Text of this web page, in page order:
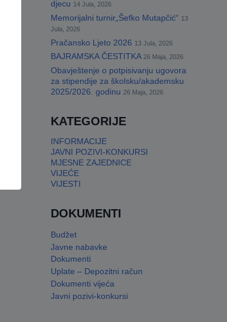
djecu 14 Jula, 2026
Memorijalni turnir„Šefko Mutapčić“ 13
Jula, 2026
Pračansko Ljeto 2026 13 Jula, 2026
BAJRAMSKA ČESTITKA 26 Maja, 2026
Obavještenje o potpisivanju ugovora
za stipendije za školsku/akademsku
2025/2026. godinu 26 Maja, 2026
KATEGORIJE
INFORMACIJE
JAVNI POZIVI-KONKURSI
MJESNE ZAJEDNICE
VIJEĆE
VIJESTI
DOKUMENTI
Budžet
Javne nabavke
Dokumenti
Uplate – Depozitni račun
Dokumenti vijeća
Javni pozivi-konkursi